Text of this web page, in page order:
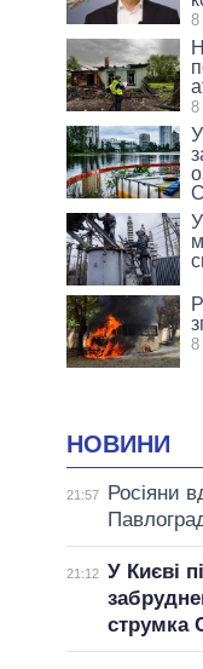
8
8
8
НОВИНИ
21:57
Росіяни
21:12 У Києві
струмка